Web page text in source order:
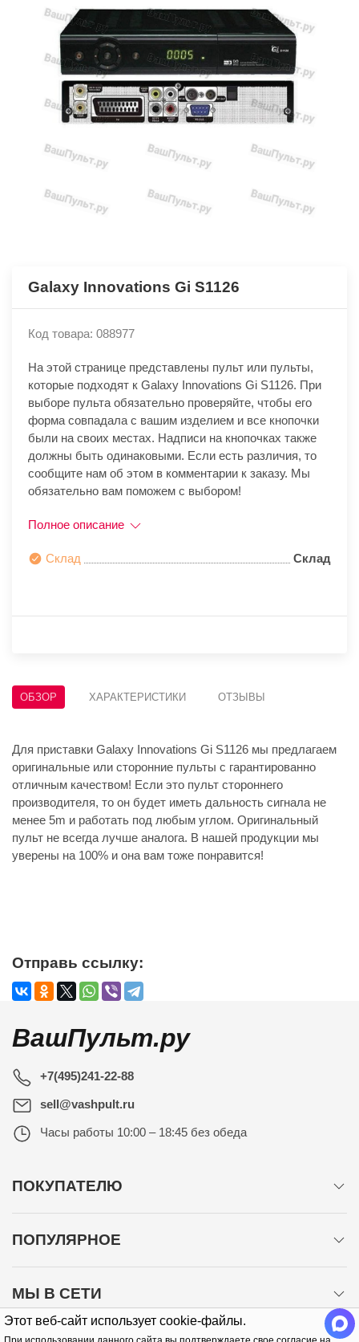
Этот веб-сайт использует cookie-файлы.
Galaxy Innovations Gi S1126
Код товара: 088977
На этой странице представлены пульт или пульты,
которые подходят к Galaxy Innovations Gi S1126. При
выборе пульта обязательно проверяйте, чтобы его
форма совпадала с вашим изделием и все кнопочки
были на своих местах. Надписи на кнопочках также
должны быть одинаковыми. Если есть различия, то
сообщите нам об этом в комментарии к заказу. Мы
обязательно вам поможем с выбором!
Полное описание
Склад Склад
ОБЗОР ХАРАКТЕРИСТИКИ ОТЗЫВЫ
Для приставки Galaxy Innovations Gi S1126 мы предлагаем
оригинальные или сторонние пульты с гарантированно
отличным качеством! Если это пульт стороннего
производителя, то он будет иметь дальность сигнала не
менее 5m и работать под любым углом. Оригинальный
пульт не всегда лучше аналога. В нашей продукции мы
уверены на 100% и она вам тоже понравится!
Отправь ссылку:
ВашПульт.ру
+7(495)241-22-88
sell@vashpult.ru
Часы работы 10:00 – 18:45 без обеда
ПОКУПАТЕЛЮ
ПОПУЛЯРНОЕ
МЫ В СЕТИ